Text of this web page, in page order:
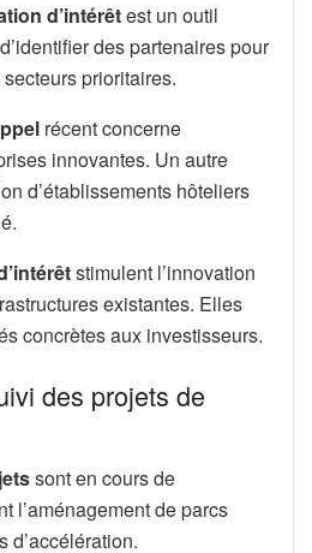
d’intérêtest un outil
des partenaires pour
prioritaires.
récent concerne
innovantes. Un autre
d’établissements hôteliers
stimulent l’innovation
existantes. Elles
concrètes aux investisseurs.
des projets de
sont en cours de
l’aménagement de parcs
d’accélération.